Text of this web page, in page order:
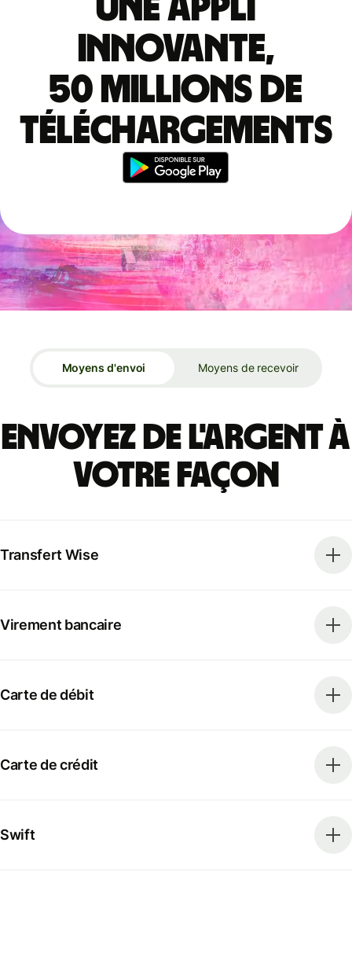
Une appli
innovante,
50 millions de
téléchargements
Moyens d'envoi Moyens de recevoir
Envoyez de l'argent à
votre façon
Transfert Wise
Virement bancaire
Carte de débit
Carte de crédit
Swift